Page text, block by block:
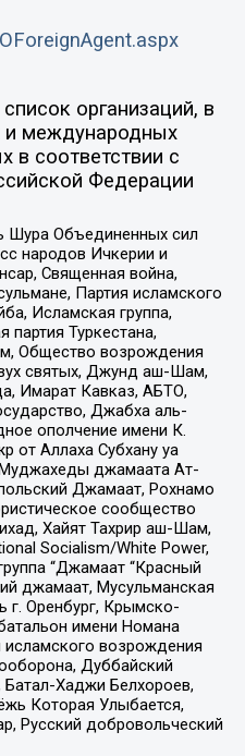
организаций, в
и международных
в соответствии с
Федерации
Шура Объединенных сил
народов Ичкерии и
Священная война,
Партия исламского
Исламская группа,
Туркестана,
Общество возрождения
святых, Джунд аш-Шам,
Имарат Кавказ, АБТО,
Джабха аль-
ополчение имени К.
от Аллаха Субхану уа
Муджахеды джамаата Ат-
Джамаат, Рохнамо
сообщество
Хайят Тахрир аш-Шам,
Socialism/White Power,
“Джамаат “Красный
джамаат, Мусульманская
г. Оренбург, Крымско-
имени Номана
возрождения
Дуббайский
Хаджи Белхороев,
Которая Улыбается,
Русский добровольческий